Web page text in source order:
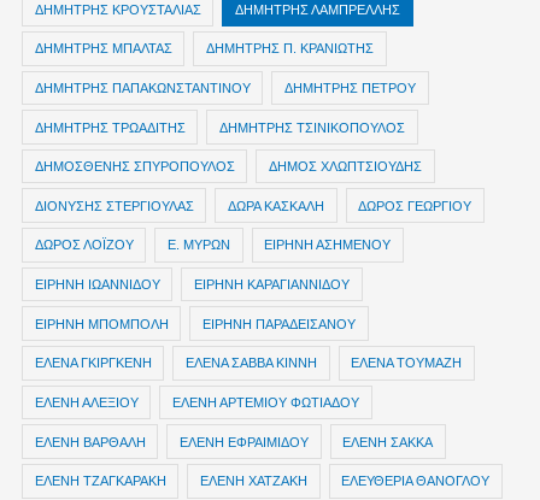
ΔΗΜΗΤΡΗΣ ΚΡΟΥΣΤΑΛΙΑΣ ΔΗΜΗΤΡΗΣ ΛΑΜΠΡΕΛΛΗΣ
ΔΗΜΗΤΡΗΣ ΜΠΑΛΤΑΣ ΔΗΜΗΤΡΗΣ Π. ΚΡΑΝΙΩΤΗΣ
ΔΗΜΗΤΡΗΣ ΠΑΠΑΚΩΝΣΤΑΝΤΙΝΟΥ ΔΗΜΗΤΡΗΣ ΠΕΤΡΟΥ
ΔΗΜΗΤΡΗΣ ΤΡΩΑΔΙΤΗΣ ΔΗΜΗΤΡΗΣ ΤΣΙΝΙΚΟΠΟΥΛΟΣ
ΔΗΜΟΣΘΕΝΗΣ ΣΠΥΡΟΠΟΥΛΟΣ ΔΗΜΟΣ ΧΛΩΠΤΣΙΟΥΔΗΣ
ΔΙΟΝΥΣΗΣ ΣΤΕΡΓΙΟΥΛΑΣ ΔΩΡΑ ΚΑΣΚΑΛΗ ΔΩΡΟΣ ΓΕΩΡΓΙΟΥ
ΔΩΡΟΣ ΛΟΪΖΟΥ Ε. ΜΥΡΩΝ ΕΙΡΗΝΗ ΑΣΗΜΕΝΟΥ
ΕΙΡΗΝΗ ΙΩΑΝΝΙΔΟΥ ΕΙΡΗΝΗ ΚΑΡΑΓΙΑΝΝΙΔΟΥ
ΕΙΡΗΝΗ ΜΠΟΜΠΟΛΗ ΕΙΡΗΝΗ ΠΑΡΑΔΕΙΣΑΝΟΥ
ΕΛΕΝΑ ΓΚΙΡΓΚΕΝΗ ΕΛΕΝΑ ΣΑΒΒΑ ΚΙΝΝΗ ΕΛΕΝΑ ΤΟΥΜΑΖΗ
ΕΛΕΝΗ ΑΛΕΞΙΟΥ ΕΛΕΝΗ ΑΡΤΕΜΙΟΥ ΦΩΤΙΑΔΟΥ
ΕΛΕΝΗ ΒΑΡΘΑΛΗ ΕΛΕΝΗ ΕΦΡΑΙΜΙΔΟΥ ΕΛΕΝΗ ΣΑΚΚΑ
ΕΛΕΝΗ ΤΖΑΓΚΑΡΑΚΗ ΕΛΕΝΗ ΧΑΤΖΑΚΗ ΕΛΕΥΘΕΡΙΑ ΘΑΝΟΓΛΟΥ